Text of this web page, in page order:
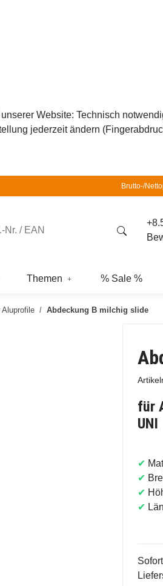
Website: Technisch
jederzeit ändern
Brutto-/
Themen % Sale %
Abdeckung B milchig slide
für
UNI
✔
✔
✔
✔